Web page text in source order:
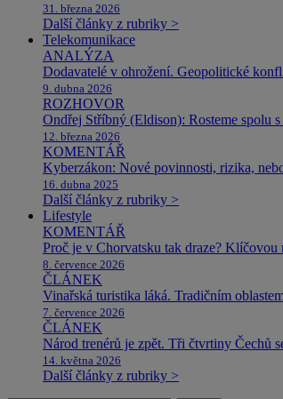
31. března 2026
Další články z rubriky >
Telekomunikace
ANALÝZA
Dodavatelé v ohrožení. Geopolitické
9. dubna 2026
ROZHOVOR
Ondřej Stříbný (Eldison): Rosteme spolu
12. března 2026
KOMENTÁŘ
Kyberzákon: Nové povinnosti, rizika,
16. dubna 2025
Další články z rubriky >
Lifestyle
KOMENTÁŘ
Proč je v Chorvatsku tak draze?
8. července 2026
ČLÁNEK
Vinařská turistika láká. Tradičním
7. července 2026
ČLÁNEK
Národ trenérů je zpět. Tři čtvrtiny Čechů
14. května 2026
Další články z rubriky >